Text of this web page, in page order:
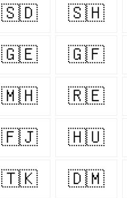
🇸🇩 🇸🇭
🇬🇪 🇬🇫
🇲🇭 🇷🇪
🇫🇯 🇭🇺
🇹🇰 🇩🇲